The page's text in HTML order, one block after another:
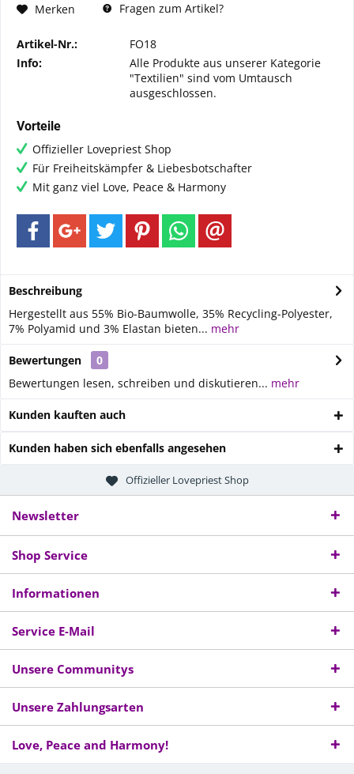
Merken Fragen zum Artikel?
Artikel-Nr.:
FO18
Info:
Alle Produkte aus unserer Kategorie
"Textilien" sind vom Umtausch
ausgeschlossen.
Vorteile
Offizieller Lovepriest Shop
Für Freiheitskämpfer & Liebesbotschafter
Mit ganz viel Love, Peace & Harmony
Beschreibung
Hergestellt aus 55% Bio-Baumwolle, 35% Recycling-Polyester,
7% Polyamid und 3% Elastan bieten... mehr
Bewertungen
0
Bewertungen lesen, schreiben und diskutieren... mehr
Kunden kauften auch
Kunden haben sich ebenfalls angesehen
Offizieller Lovepriest Shop
Newsletter
Shop Service
Informationen
Service E-Mail
Unsere Communitys
Unsere Zahlungsarten
Love, Peace and Harmony!